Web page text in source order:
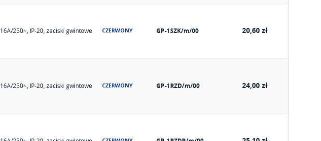
16A/250~, IP-20, zaciski gwintowe CZERWONY GP-1SZK/m/00 20,60 zł
16A/250~, IP-20, zaciski gwintowe CZERWONY GP-1RZD/m/00 24,00 zł